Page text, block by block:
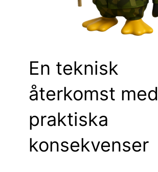
En teknisk
återkomst med
praktiska
konsekvenser